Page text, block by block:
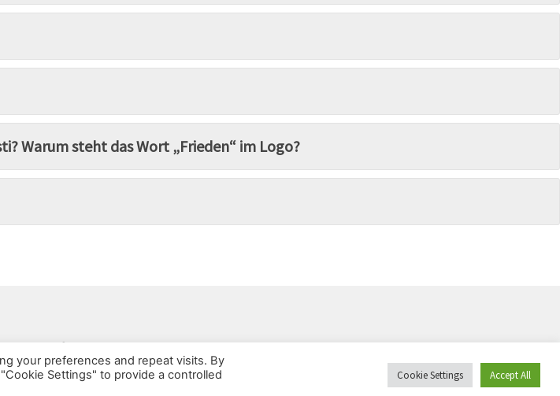
Warum steht das Wort „Frieden“ im Logo?
Christi
your preferences and repeat visits. By
Settings" to provide a controlled
Cookie Settings Accept All